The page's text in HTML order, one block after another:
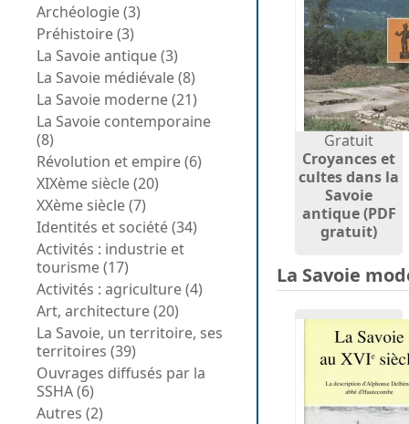
Archéologie (3)
Préhistoire (3)
La Savoie antique (3)
La Savoie médiévale (8)
La Savoie moderne (21)
La Savoie contemporaine
(8)
Révolution et empire (6)
XIXème siècle (20)
XXème siècle (7)
Identités et société (34)
Activités : industrie et
tourisme (17)
Activités : agriculture (4)
Art, architecture (20)
La Savoie, un territoire, ses
territoires (39)
Ouvrages diffusés par la
SSHA (6)
Autres (2)
Gratuit
Croyances et
cultes dans la
Savoie
antique (PDF
gratuit)
La Savoie